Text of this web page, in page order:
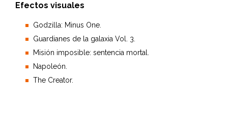
Efectos visuales
Godzilla: Minus One.
Guardianes de la galaxia Vol. 3.
Misión imposible: sentencia mortal.
Napoleón.
The Creator.